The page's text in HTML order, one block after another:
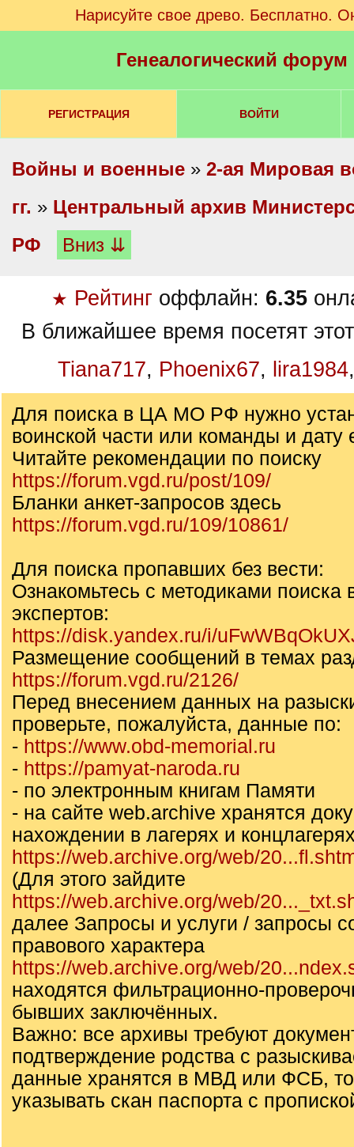
Нарисуйте свое древо. Бесплатно.
Генеалогический
РЕГИСТРАЦИЯ ВОЙТИ
Войны и военные » 2-ая Мировая
гг. » Центральный архив
РФ
Вниз ⇊
★ Рейтинг оффлайн: 6.35
В ближайшее время посетят
Tiana717, Phoenix67, lira1984
Для поиска в ЦА МО РФ нужно
воинской части или команды и дату
Читайте рекомендации по поиску
https://forum.vgd.ru/post/109/
Бланки анкет-запросов здесь
https://forum.vgd.ru/109/10861/
Для поиска пропавших без вести:
Ознакомьтесь с методиками поиска
экспертов:
https://disk.yandex.ru/i/
Размещение сообщений в темах
https://forum.vgd.ru/2126/
Перед внесением данных на
проверьте, пожалуйста, данные по:
- https://www.obd-memorial.ru
- https://pamyat-naroda.ru
- по электронным книгам Памяти
- на сайте web.archive хранятся
нахождении в лагерях и
https://web.archive.org/web/
(Для этого зайдите
https://web.archive.org/web/
далее Запросы и услуги / запросы
правового характера
https://web.archive.org/web/
находятся фильтрационно-
бывших заключённых.
Важно: все архивы требуют
подтверждение родства с
данные хранятся в МВД или ФСБ,
указывать скан паспорта с